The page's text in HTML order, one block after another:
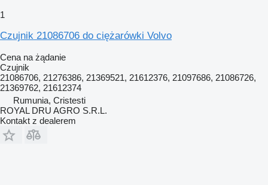
1
Czujnik 21086706 do ciężarówki Volvo
Cena na żądanie
Czujnik
21086706, 21276386, 21369521, 21612376, 21097686, 21086726,
21369762, 21612374
Rumunia, Cristesti
ROYAL DRU AGRO S.R.L.
Kontakt z dealerem